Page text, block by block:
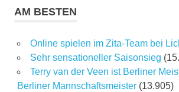
AM BESTEN
Online spielen im Zita-Team bei
Sehr sensationeller Saisonsieg
Terry van der Veen ist Berliner
Berliner Mannschaftsmeister (13.905)